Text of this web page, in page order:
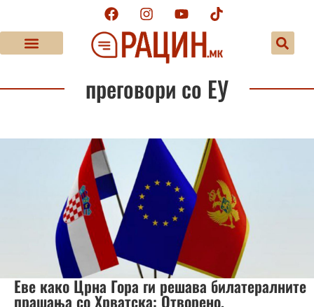
преговори со ЕУ
Еве како Црна Гора ги решава билатералните
прашања со Хрватска: Отворено,